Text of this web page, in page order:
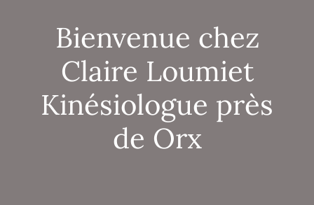
Bienvenue chez
Claire Loumiet
Kinésiologue près
de Orx